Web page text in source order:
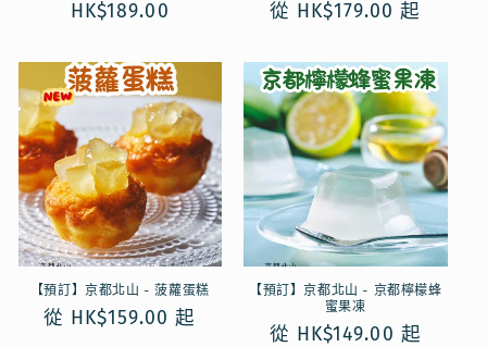
定
HK$189.00
定
從 HK$179.00 起
【預訂】京都北山 - 菠蘿蛋糕
定
從 HK$159.00 起
【預訂】京都北山 - 京都檸檬蜂
蜜果凍
定
從 HK$149.00 起